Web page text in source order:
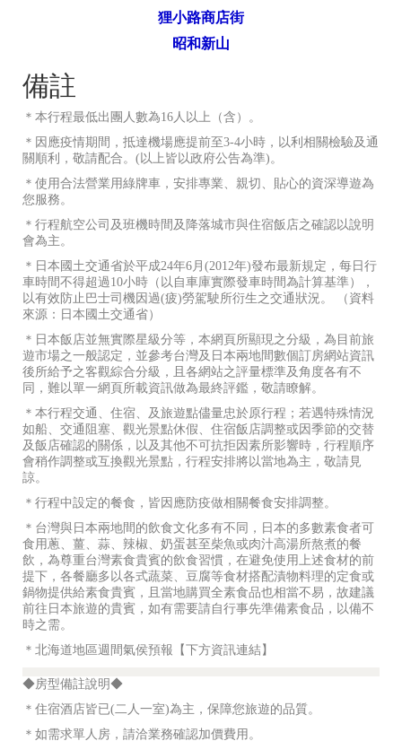
狸小路商店街
昭和新山
備註
＊本行程最低出團人數為16人以上（含）。
＊因應疫情期間，抵達機場應提前至3-4小時，以利相關檢驗及通
關順利，敬請配合。(以上皆以政府公告為準)。
＊使用合法營業用綠牌車，安排專業、親切、貼心的資深導遊為
您服務。
＊行程航空公司及班機時間及降落城市與住宿飯店之確認以說明
會為主。
＊日本國土交通省於平成24年6月(2012年)發布最新規定，每日行
車時間不得超過10小時（以自車庫實際發車時間為計算基準），
以有效防止巴士司機因過(疲)勞駕駛所衍生之交通狀況。 （資料
來源：日本國土交通省）
＊日本飯店並無實際星級分等，本網頁所顯現之分級，為目前旅
遊市場之一般認定，並參考台灣及日本兩地間數個訂房網站資訊
後所給予之客觀綜合分級，且各網站之評量標準及角度各有不
同，難以單一網頁所載資訊做為最終評鑑，敬請瞭解。
＊本行程交通、住宿、及旅遊點儘量忠於原行程；若遇特殊情況
如船、交通阻塞、觀光景點休假、住宿飯店調整或因季節的交替
及飯店確認的關係，以及其他不可抗拒因素所影響時，行程順序
會稍作調整或互換觀光景點，行程安排將以當地為主，敬請見
諒。
＊行程中設定的餐食，皆因應防疫做相關餐食安排調整。
＊台灣與日本兩地間的飲食文化多有不同，日本的多數素食者可
食用蔥、薑、蒜、辣椒、奶蛋甚至柴魚或肉汁高湯所熬煮的餐
飲，為尊重台灣素食貴賓的飲食習慣，在避免使用上述食材的前
提下，各餐廳多以各式蔬菜、豆腐等食材搭配漬物料理的定食或
鍋物提供給素食貴賓，且當地購買全素食品也相當不易，故建議
前往日本旅遊的貴賓，如有需要請自行事先準備素食品，以備不
時之需。
＊北海道地區週間氣侯預報【下方資訊連結】
◆房型備註說明◆
＊住宿酒店皆已(二人一室)為主，保障您旅遊的品質。
＊如需求單人房，請洽業務確認加價費用。